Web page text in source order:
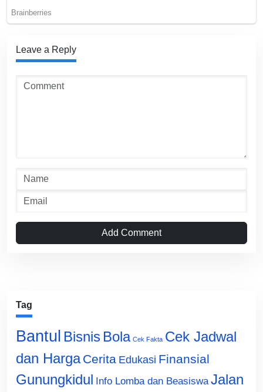
Leave a Reply
Add Comment
Tag
Bantul Bisnis Bola Cek Fakta Cek Jadwal
dan Harga Cerita Edukasi Finansial
Gunungkidul Info Lomba dan Beasiswa Jalan